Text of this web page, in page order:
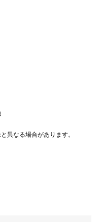
異なる場合があります。